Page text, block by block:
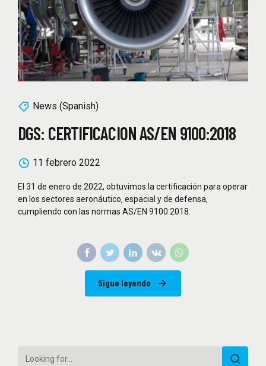
News (Spanish)
DGS: CERTIFICACION AS/EN 9100:2018
11 febrero 2022
El 31 de enero de 2022, obtuvimos la certificación para operar
en los sectores aeronáutico, espacial y de defensa,
cumpliendo con las normas AS/EN 9100:2018.
Sigue leyendo